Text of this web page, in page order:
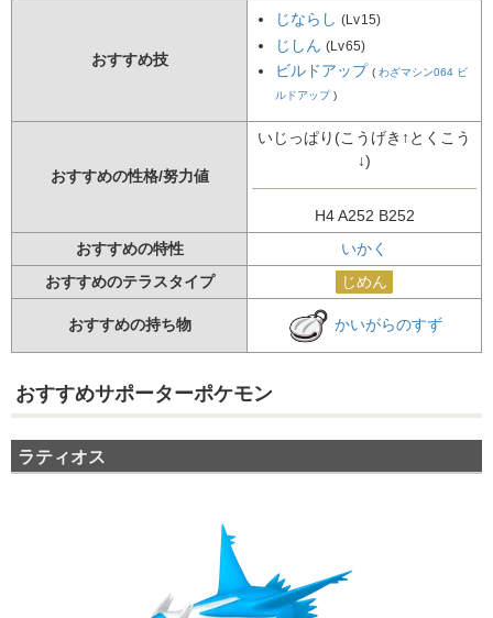
おすすめ技
じならし (Lv15)
じしん (Lv65)
ビルドアップ ( わざマシン064 ビ
ルドアップ )
おすすめの性格/努力値
いじっぱり(こうげき↑とくこう
↓)
H4 A252 B252
おすすめの特性
いかく
おすすめのテラスタイプ
じめん
おすすめの持ち物 かいがらのすず
おすすめサポーターポケモン
ラティオス